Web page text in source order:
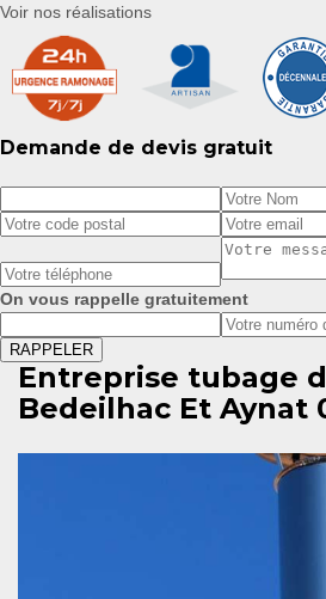
Voir nos réalisations
Demande de devis gratuit
On vous rappelle gratuitement
Entreprise tubage
Bedeilhac Et Aynat